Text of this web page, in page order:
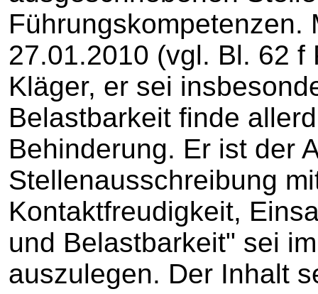
Führungskompetenzen.
27.01.2010 (vgl. Bl. 62
Kläger, er sei
Belastbarkeit finde
Behinderung. Er ist der
Stellenausschreibung
Kontaktfreudigkeit,
und Belastbarkeit" sei
auszulegen. Der Inhalt